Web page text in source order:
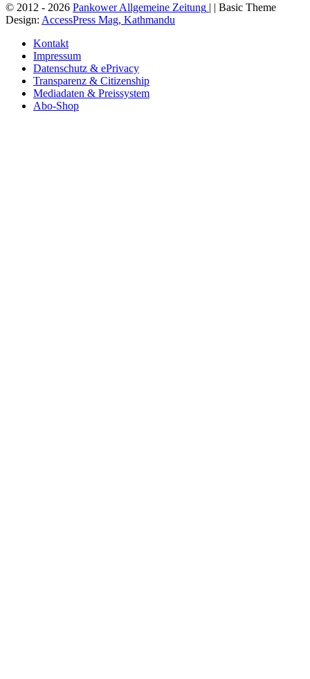
© 2012 - 2026 Pankower Allgemeine Zeitung | | Basic Theme
Design: AccessPress Mag, Kathmandu
Kontakt
Impressum
Datenschutz & ePrivacy
Transparenz & Citizenship
Mediadaten & Preissystem
Abo-Shop